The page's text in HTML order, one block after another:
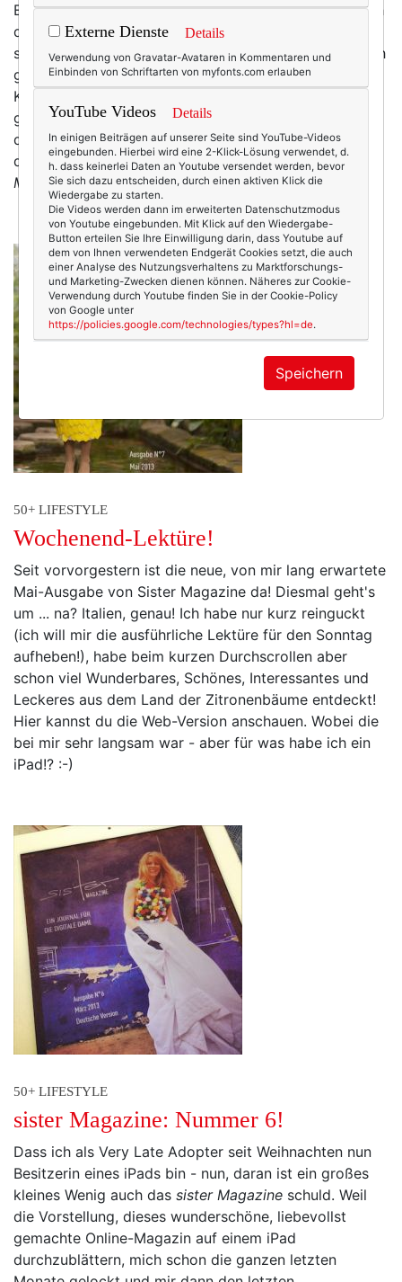
Endlichendlichendlich! Wie so viele Menschen habe ich
darauf schon sehr lange gewartet - und freue mich
sehr. Und weil Sina schon dabei war, gab es dann auch
gleich noch ein neues Seitenlayout. Ich liebe beides:
Kollektion und Layout. Und kann mich zwischen den
gezeigten Kleidern gar nicht entscheiden ... lieber
dieses oder jenes? Fotografiert wurde übrigens nur an
den Mitarbeiterinnen - toll, oder? * Apropos
Manomama: Der Länderspiegel hat einen… mehr
50+ LIFESTYLE
Wochenend-Lektüre!
Seit vorvorgestern ist die neue, von mir lang erwartete
Mai-Ausgabe von Sister Magazine da! Diesmal geht's
um ... na? Italien, genau! Ich habe nur kurz reinguckt
(ich will mir die ausführliche Lektüre für den Sonntag
aufheben!), habe beim kurzen Durchscrollen aber
schon viel Wunderbares, Schönes, Interessantes und
Leckeres aus dem Land der Zitronenbäume entdeckt!
Hier kannst du die Web-Version anschauen. Wobei die
bei mir sehr langsam war - aber für was habe ich ein
iPad!? :-)
50+ LIFESTYLE
sister Magazine: Nummer 6!
Dass ich als Very Late Adopter seit Weihnachten nun
Besitzerin eines iPads bin - nun, daran ist ein großes
kleines Wenig auch das sister Magazine schuld. Weil
die Vorstellung, dieses wunderschöne, liebevollst
gemachte Online-Magazin auf einem iPad
durchzublättern, mich schon die ganzen letzten
Externe Dienste Details
Verwendung von Gravatar-Avataren in Kommentaren und
Einbinden von Schriftarten von myfonts.com erlauben
YouTube Videos Details
In einigen Beiträgen auf unserer Seite sind YouTube-Videos
eingebunden. Hierbei wird eine 2-Klick-Lösung verwendet, d.
h. dass keinerlei Daten an Youtube versendet werden, bevor
Sie sich dazu entscheiden, durch einen aktiven Klick die
Wiedergabe zu starten.
Die Videos werden dann im erweiterten Datenschutzmodus
von Youtube eingebunden. Mit Klick auf den Wiedergabe-
Button erteilen Sie Ihre Einwilligung darin, dass Youtube auf
dem von Ihnen verwendeten Endgerät Cookies setzt, die auch
einer Analyse des Nutzungsverhaltens zu Marktforschungs-
und Marketing-Zwecken dienen können. Näheres zur Cookie-
Verwendung durch Youtube finden Sie in der Cookie-Policy
von Google unter
https://policies.google.com/technologies/types?hl=de.
Speichern